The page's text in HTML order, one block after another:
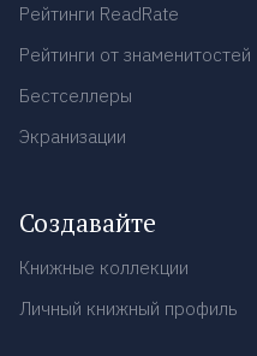
Рейтинги ReadRate
Рейтинги от знаменитостей
Бестселлеры
Экранизации
Создавайте
Книжные коллекции
Личный книжный профиль